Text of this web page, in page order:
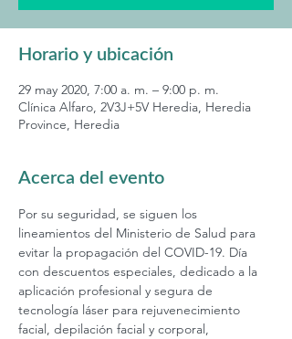
Horario y ubicación
29 may 2020, 7:00 a. m. – 9:00 p. m.
Clínica Alfaro, 2V3J+5V Heredia, Heredia
Province, Heredia
Acerca del evento
Por su seguridad, se siguen los
lineamientos del Ministerio de Salud para
evitar la propagación del COVID-19. Día
con descuentos especiales, dedicado a la
aplicación profesional y segura de
tecnología láser para rejuvenecimiento
facial, depilación facial y corporal,